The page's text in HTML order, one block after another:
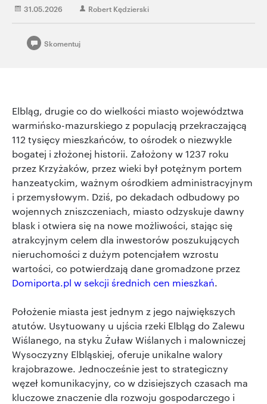
31.05.2026 Robert Kędzierski
Skomentuj
Elbląg, drugie co do wielkości miasto województwa
warmińsko-mazurskiego z populacją przekraczającą
112 tysięcy mieszkańców, to ośrodek o niezwykle
bogatej i złożonej historii. Założony w 1237 roku
przez Krzyżaków, przez wieki był potężnym portem
hanzeatyckim, ważnym ośrodkiem administracyjnym
i przemysłowym. Dziś, po dekadach odbudowy po
wojennych zniszczeniach, miasto odzyskuje dawny
blask i otwiera się na nowe możliwości, stając się
atrakcyjnym celem dla inwestorów poszukujących
nieruchomości z dużym potencjałem wzrostu
wartości, co potwierdzają dane gromadzone przez
Domiporta.pl w sekcji średnich cen mieszkań.
Położenie miasta jest jednym z jego największych
atutów. Usytuowany u ujścia rzeki Elbląg do Zalewu
Wiślanego, na styku Żuław Wiślanych i malowniczej
Wysoczyzny Elbląskiej, oferuje unikalne walory
krajobrazowe. Jednocześnie jest to strategiczny
węzeł komunikacyjny, co w dzisiejszych czasach ma
kluczowe znaczenie dla rozwoju gospodarczego i